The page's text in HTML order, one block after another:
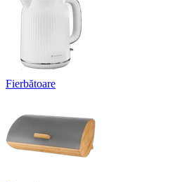
Fierbătoare